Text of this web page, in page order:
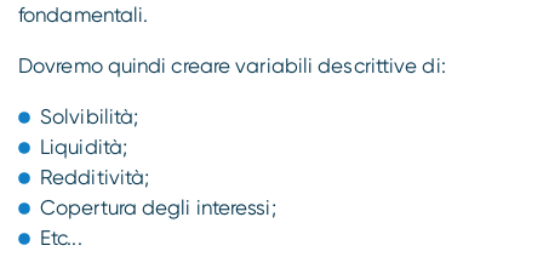
fondamentali.
Dovremo quindi creare variabili descrittive di:
Solvibilità;
Liquidità;
Redditività;
Copertura degli interessi;
Etc...